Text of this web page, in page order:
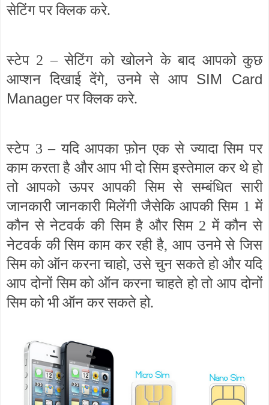
सेटिंग पर क्लिक करे.
स्टेप 2 – सेटिंग को खोलने के बाद आपको कुछ
आप्शन दिखाई देंगे, उनमे से आप SIM Card
Managerपर क्लिक करे.
स्टेप 3 – यदि आपका फ़ोन एक से ज्यादा सिम पर
काम करता है और आप भी दो सिम इस्तेमाल कर थे हो
तो आपको ऊपर आपकी सिम से सम्बंधित सारी
जानकारी जानकारी मिलेंगी जैसेकि आपकी सिम 1 में
कौन से नेटवर्क की सिम है और सिम 2 में कौन से
नेटवर्क की सिम काम कर रही है, आप उनमे से जिस
सिम को ऑन करना चाहो, उसे चुन सकते हो और यदि
आप दोनों सिम को ऑन करना चाहते हो तो आप दोनों
सिम को भी ऑन कर सकते हो.